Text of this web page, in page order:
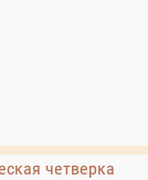
четверка